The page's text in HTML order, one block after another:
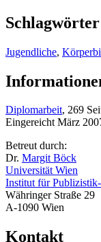
Schlagwörter
Jugendliche,
Diplomarbeit, 269
Eingereicht März
Betreut durch:
Dr. Margit Böck
Universität Wien
Institut für
Währinger Straße 29
A-1090 Wien
Kontakt